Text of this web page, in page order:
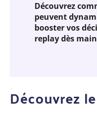
Découvrez
peuvent
booster vos
replaydès
Découvrez